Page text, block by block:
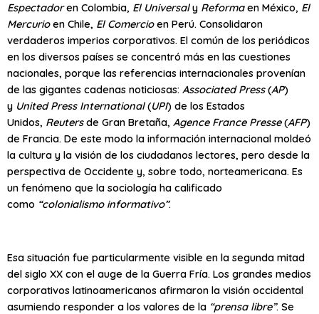
Espectadoren Colombia, El Universaly Reformaen México, El
Mercurioen Chile, El Comercioen Perú. Consolidaron
verdaderos imperios corporativos. El común de los periódicos
en los diversos países se concentró más en las cuestiones
nacionales, porque las referencias internacionales provenían
de las gigantes cadenas noticiosas: Associated Press(AP)
y United Press International(UPI) de los Estados
Unidos, Reutersde Gran Bretaña, Agence France Presse(AFP)
de Francia. De este modo la información internacional moldeó
la cultura y la visión de los ciudadanos lectores, pero desde la
perspectiva de Occidente y, sobre todo, norteamericana. Es
un fenómeno que la sociología ha calificado
como “colonialismo informativo”.
Esa situación fue particularmente visible en la segunda mitad
del siglo XX con el auge de la Guerra Fría. Los grandes medios
corporativos latinoamericanos afirmaron la visión occidental
asumiendo responder a los valores de la “prensa libre”. Se